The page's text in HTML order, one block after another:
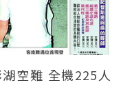
空難 全機225人